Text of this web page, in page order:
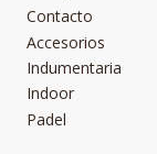
Contacto
Accesorios
Indumentaria
Indoor
Padel